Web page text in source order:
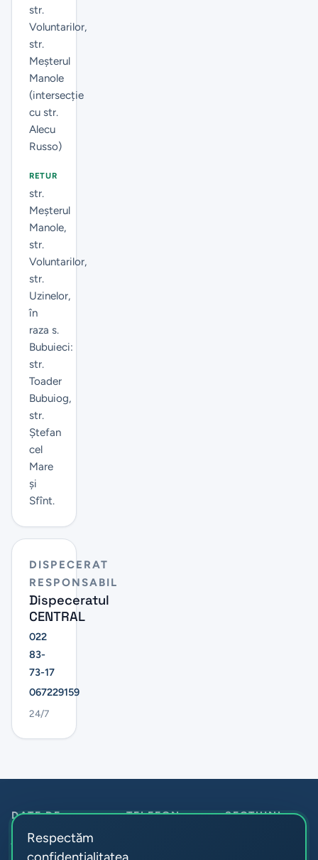
str.
Voluntarilor,
str.
Meșterul
Manole
(intersecție
cu str.
Alecu
Russo)
RETUR
str.
Meșterul
Manole,
str.
Voluntarilor,
str.
Uzinelor,
în
raza s.
Bubuieci:
str.
Toader
Bubuiog,
str.
Ștefan
cel
Mare
și
Sfînt.
DISPECERAT
RESPONSABIL
Dispeceratul
CENTRAL
022
83-
73-17
067229159
24/7
DATE DE
CONTACT
Î.M. Parcul
TELEFON
SECȚIUNI
Respectăm